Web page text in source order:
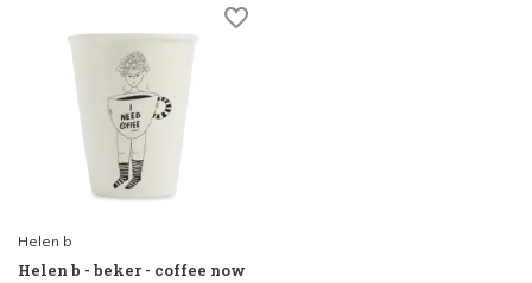
Helen b
Helen b - beker - coffee now